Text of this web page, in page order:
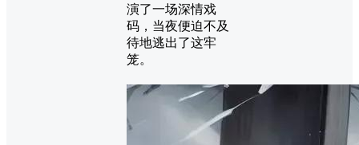
演了一场深情戏
码，当夜便迫不及
待地逃出了这牢
笼。